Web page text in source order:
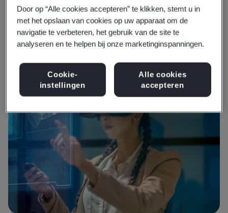
Actuele inzichten
Door op “Alle cookies accepteren” te klikken, stemt u in
met het opslaan van cookies op uw apparaat om de
navigatie te verbeteren, het gebruik van de site te
analyseren en te helpen bij onze marketinginspanningen.
Cookie-
instellingen
Alle cookies
accepteren